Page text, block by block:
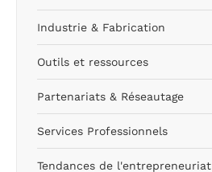
Industrie & Fabrication
Outils et ressources
Partenariats & Réseautage
Services Professionnels
Tendances de l'entrepreneuriat